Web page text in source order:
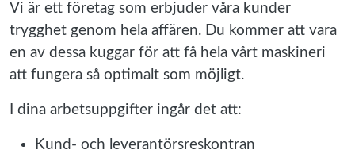
Vi är ett företag som erbjuder våra kunder
trygghet genom hela affären. Du kommer att vara
en av dessa kuggar för att få hela vårt maskineri
att fungera så optimalt som möjligt.
I dina arbetsuppgifter ingår det att:
Kund- och leverantörsreskontran